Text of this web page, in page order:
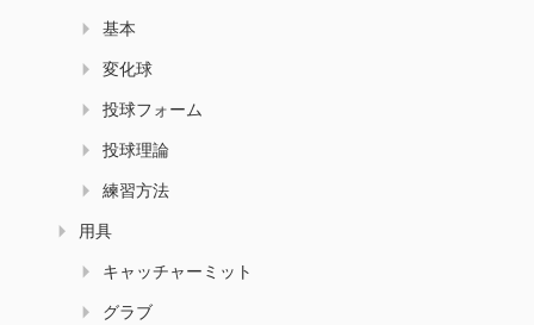
基本
変化球
投球フォーム
投球理論
練習方法
用具
キャッチャーミット
グラブ